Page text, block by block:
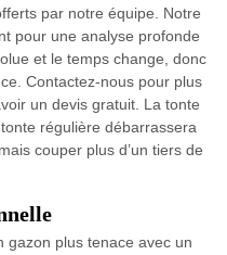
par notre équipe. Notre
pour une analyse profonde
et le temps change, donc
Contactez-nous pour plus
un devis gratuit. La tonte
régulière débarrassera
couper plus d’un tiers de
gazon plus tenace avec un